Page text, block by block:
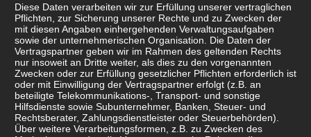
Diese Daten verarbeiten wir zur Erfüllung unserer vertraglichen
Pflichten, zur Sicherung unserer Rechte und zu Zwecken der
mit diesen Angaben einhergehenden Verwaltungsaufgaben
sowie der unternehmerischen Organisation. Die Daten der
Vertragspartner geben wir im Rahmen des geltenden Rechts
nur insoweit an Dritte weiter, als dies zu den vorgenannten
Zwecken oder zur Erfüllung gesetzlicher Pflichten erforderlich ist
oder mit Einwilligung der Vertragspartner erfolgt (z.B. an
beteiligte Telekommunikations-, Transport- und sonstige
Hilfsdienste sowie Subunternehmer, Banken, Steuer- und
Rechtsberater, Zahlungsdienstleister oder Steuerbehörden).
Über weitere Verarbeitungsformen, z.B. zu Zwecken des